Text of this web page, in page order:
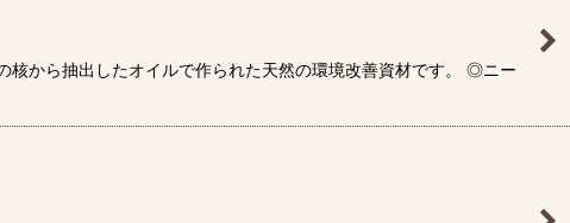
から抽出したオイルで作られた天然の環境改善資材です。 ◎ニー